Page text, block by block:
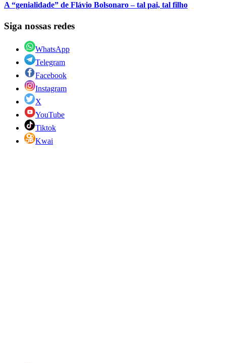
A “genialidade” de Flávio Bolsonaro – tal pai, tal filho
Siga nossas redes
WhatsApp
Telegram
Facebook
Instagram
X
YouTube
Tiktok
Kwai